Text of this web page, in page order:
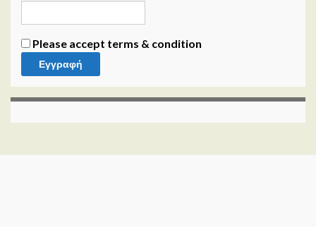
Please accept terms & condition